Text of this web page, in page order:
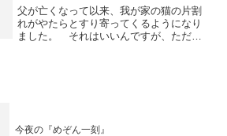
父が亡くなって以来、我が家の猫の片割
れがやたらとすり寄ってくるようになり
ました。 それはいいんですが、ただ、
今夜の『めぞん一刻』